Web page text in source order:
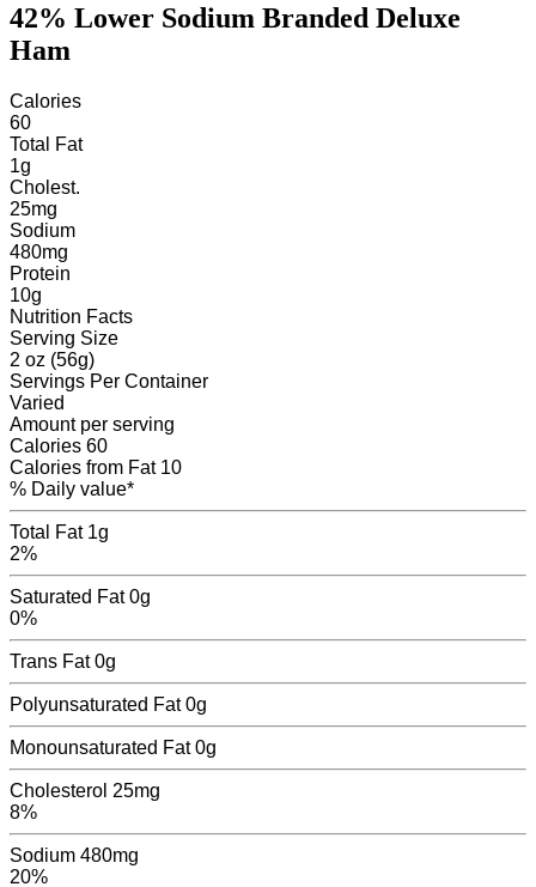
42% Lower Sodium Branded Deluxe
Ham
Calories
60
Total Fat
1g
Cholest.
25mg
Sodium
480mg
Protein
10g
Nutrition Facts
Serving Size
2 oz (56g)
Servings Per Container
Varied
Amount per serving
Calories 60
Calories from Fat 10
% Daily value*
Total Fat 1g
2%
Saturated Fat0g
0%
Trans Fat 0g
Polyunsaturated Fat 0g
Monounsaturated Fat 0g
Cholesterol 25mg
8%
Sodium 480mg
20%